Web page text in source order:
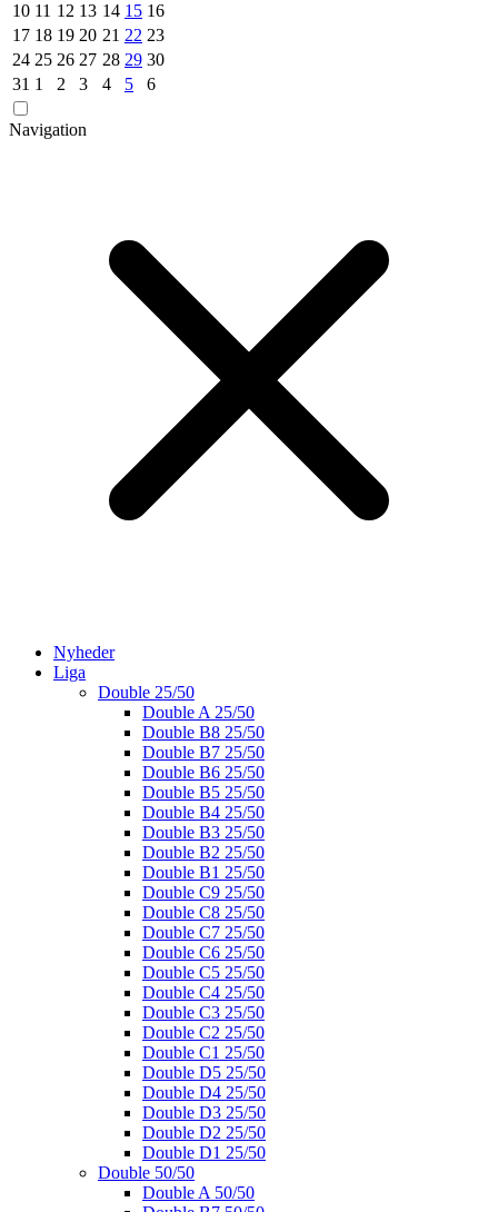
10 11 12 13 14 15 16
17 18 19 20 21 22 23
24 25 26 27 28 29 30
31 1 2 3 4 5 6
Navigation
Nyheder
Liga
Double 25/50
Double A 25/50
Double B8 25/50
Double B7 25/50
Double B6 25/50
Double B5 25/50
Double B4 25/50
Double B3 25/50
Double B2 25/50
Double B1 25/50
Double C9 25/50
Double C8 25/50
Double C7 25/50
Double C6 25/50
Double C5 25/50
Double C4 25/50
Double C3 25/50
Double C2 25/50
Double C1 25/50
Double D5 25/50
Double D4 25/50
Double D3 25/50
Double D2 25/50
Double D1 25/50
Double 50/50
Double A 50/50